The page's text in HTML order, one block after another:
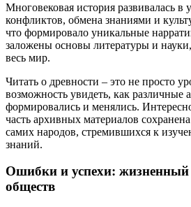
Многовековая история развивалась в
конфликтов, обмена знаниями и
что формировало уникальные
заложены основы литературы и
весь мир.
Читать о древности – это не просто
возможность увидеть, как различные
формировались и менялись.
часть архивных материалов
самих народов, стремившихся к
знаний.
Ошибки и успехи: жизненный
обществ